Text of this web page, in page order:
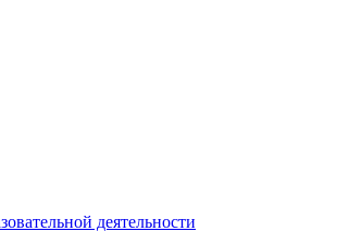
деятельности